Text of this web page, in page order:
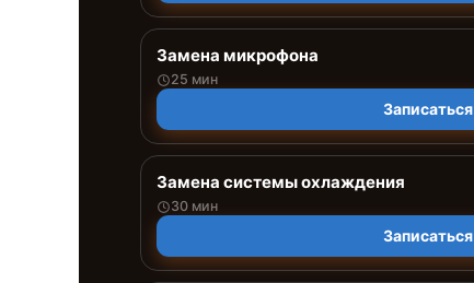
Замена микрофона
25 мин
Записаться
Замена системы охлаждения
30 мин
Записаться